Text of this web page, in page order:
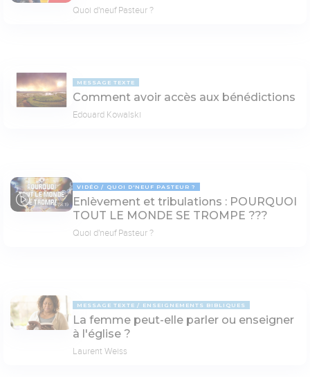
Quoi d'neuf Pasteur ?
MESSAGE TEXTE
Comment avoir accès aux bénédictions
Edouard Kowalski
78:19
VIDÉO QUOI D'NEUF PASTEUR ?
Enlèvement et tribulations : POURQUOI
TOUT LE MONDE SE TROMPE ???
Quoi d'neuf Pasteur ?
MESSAGE TEXTE ENSEIGNEMENTS BIBLIQUES
La femme peut-elle parler ou enseigner
à l'église ?
Laurent Weiss